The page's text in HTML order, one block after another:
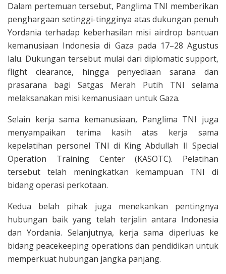
Dalam pertemuan tersebut, Panglima TNI memberikan
penghargaan setinggi-tingginya atas dukungan penuh
Yordania terhadap keberhasilan misi airdrop bantuan
kemanusiaan Indonesia di Gaza pada 17–28 Agustus
lalu. Dukungan tersebut mulai dari diplomatic support,
flight clearance, hingga penyediaan sarana dan
prasarana bagi Satgas Merah Putih TNI selama
melaksanakan misi kemanusiaan untuk Gaza.
Selain kerja sama kemanusiaan, Panglima TNI juga
menyampaikan terima kasih atas kerja sama
kepelatihan personel TNI di King Abdullah II Special
Operation Training Center (KASOTC). Pelatihan
tersebut telah meningkatkan kemampuan TNI di
bidang operasi perkotaan.
Kedua belah pihak juga menekankan pentingnya
hubungan baik yang telah terjalin antara Indonesia
dan Yordania. Selanjutnya, kerja sama diperluas ke
bidang peacekeeping operations dan pendidikan untuk
memperkuat hubungan jangka panjang.